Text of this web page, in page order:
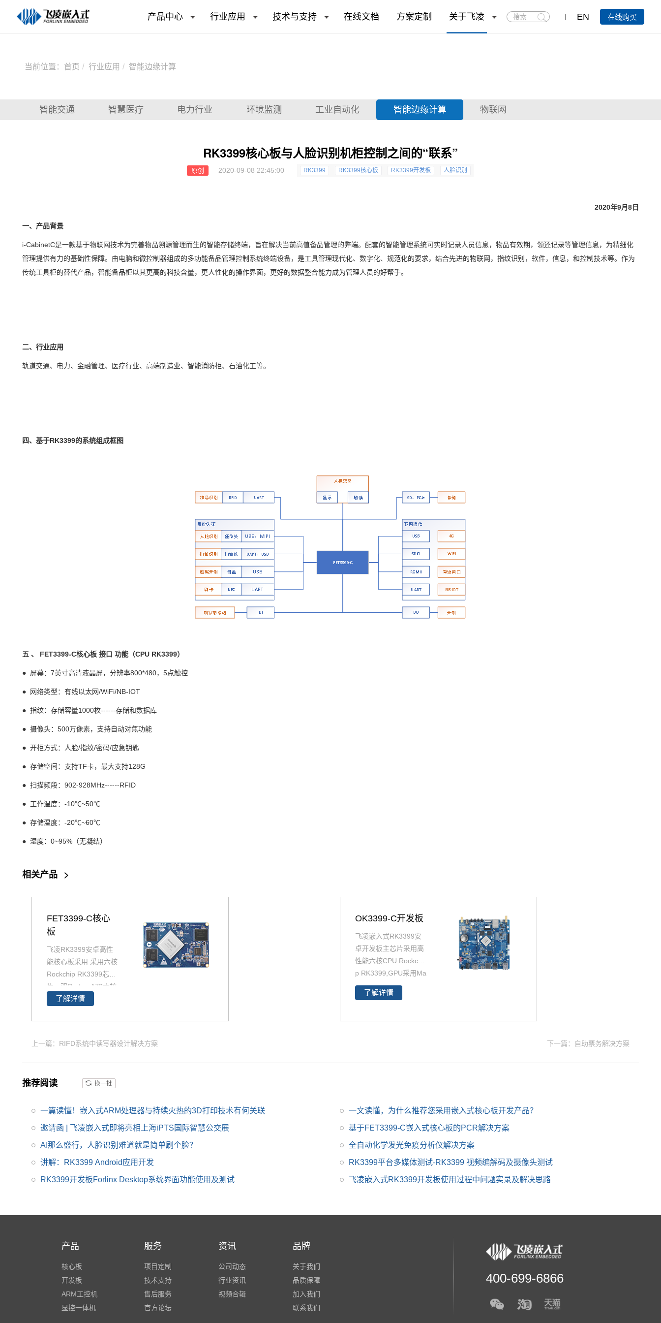
产品中心 行业应用 技术与支持 在线文档 方案定制 关于飞凌
搜
索
EN 在线购买
当前位置： 首页 行业应用 智能边缘计算
智能交通 智慧医疗 电力行业 环境监测 工业自动化 智能边缘计算 物联网
RK3399核心板与人脸识别机柜控制之间的“联系”
原创 2020-09-08 22:45:00 RK3399 RK3399核心板 RK3399开发板 人脸识别
2020年9月8日
一、产品背景
i-CabinetC是一款基于物联网技术为完善物品溯源管理而生的智能存储终端，旨在解决当前高值备品管理的弊端。配套的智能管理系统可实时记录人员信息，物品有效期，领还记录等管理信息，为精细化
管理提供有力的基础性保障。由电脑和微控制器组成的多功能备品管理控制系统终端设备，是工具管理现代化、数字化、规范化的要求，结合先进的物联网，指纹识别，软件，信息，和控制技术等。作为
传统工具柜的替代产品，智能备品柜以其更高的科技含量，更人性化的操作界面，更好的数据整合能力成为管理人员的好帮手。
二、行业应用
轨道交通、 电力、金融管理、 医疗行业、高端制造业、智能消防柜、石油化工等。
四、基于RK3399的系统组成框图
五 、 FET3399-C核心板 接口 功能（CPU RK3399）
● 屏幕：7英寸高清液晶屏，分辨率800*480，5点触控
● 网络类型：有线以太网/WiFi/NB-IOT
● 指纹：存储容量1000枚------存储和数据库
● 摄像头：500万像素，支持自动对焦功能
● 开柜方式：人脸/指纹/密码/应急钥匙
● 存储空间：支持TF卡，最大支持128G
● 扫描频段：902-928MHz------RFID
● 工作温度：-10℃~50℃
● 存储温度：-20℃~60℃
● 湿度：0~95%（无凝结）
相关产品 >
FET3399-C核心
板
飞凌RK3399安卓高性
能核心板采用 采用六核
Rockchip RK3399芯
片，双Cortex-A72大核
+四Cortex-A53小核结
存等作了大幅优化，在
面积三个方面提升。以
板方案及其性能做具体
399系列核心板有兴
了解详情
OK3399-C开发板
飞凌嵌入式RK3399安
卓开发板主芯片采用高
性能六核CPU Rockchi
p RK3399,GPU采用Ma
il-T860四核 GPU，RK
3399作为目RK产品线
表，可满足人脸识别设
飞凌RK3399开发板为
发难度，开放了底板原
理图，并提供了RK339
9用户手册、芯片手
务，让您的方案从构思
了解详情
上一篇：RIFD系统中读写器设计解决方案 下一篇：自助票务解决方案
推荐阅读 换一批
一篇读懂！嵌入式ARM处理器与持续火热的3D打印技术有何关联 一文读懂，为什么推荐您采用嵌入式核心板开发产品？
邀请函 | 飞凌嵌入式即将亮相上海iPTS国际智慧公交展 基于FET3399-C嵌入式核心板的PCR解决方案
AI那么盛行，人脸识别难道就是简单刷个脸？ 全自动化学发光免疫分析仪解决方案
讲解：RK3399 Android应用开发 RK3399平台多媒体测试-RK3399 视频编解码及摄像头测试
RK3399开发板Forlinx Desktop系统界面功能使用及测试 飞凌嵌入式RK3399开发板使用过程中问题实录及解决思路
产品
核心板
开发板
ARM工控机
显控一体机
服务
项目定制
技术支持
售后服务
官方论坛
资讯
公司动态
行业资讯
视频合辑
品牌
关于我们
品质保障
加入我们
联系我们
400-699-6866